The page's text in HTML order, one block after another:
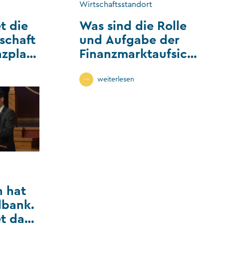
die
Wirtschaftsstandort
Was sind die Rolle
und Aufgabe der
Finanzmarktaufsicht
weiterlesen
hat
das